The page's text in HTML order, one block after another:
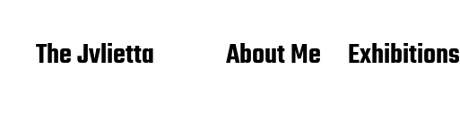
The Jvlietta About Me Exhibitions